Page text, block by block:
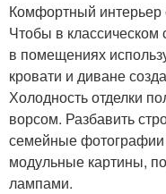
Комфортный интерьер
Чтобы в классическом
в помещениях
кровати и диване
Холодность отделки
ворсом. Разбавить
семейные
модульные картины,
лампами.